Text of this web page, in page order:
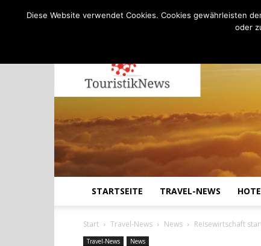
STARTSEITE TRAVEL-NEWS
Start Travel-News News Reisewirtschaft
Travel-News News
Diese Website verwendet Cookies. Cookies gewährleisten
oder